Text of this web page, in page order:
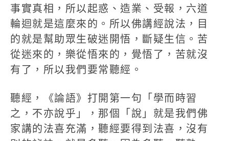
事實真相，所以起惑、造業、受報，六道
輪迴就是這麼來的。所以佛講經說法，目
的就是幫助眾生破迷開悟，斷疑生信。苦
從迷來的，樂從悟來的，覺悟了，苦就沒
有了，所以我們要常聽經。
聽經，《論語》打開第一句「學而時習
之，不亦說乎」，那個「說」就是我們佛
家講的法喜充滿，聽經要得到法喜，沒有